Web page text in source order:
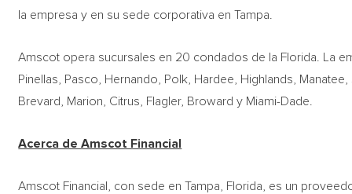
la empresa y en su sede corporativa en Tampa.
Amscot opera sucursales en 20 condados de la Florida. La
Pinellas, Pasco, Hernando, Polk, Hardee, Highlands,
Brevard, Marion, Citrus, Flagler, Broward y Miami-Dade.
Acerca de Amscot Financial
Amscot Financial, con sede en Tampa, Florida, es un